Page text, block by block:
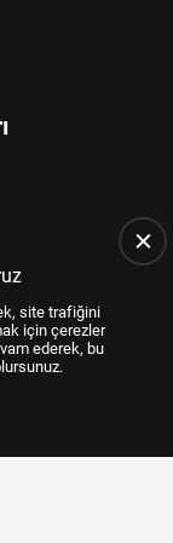
site trafiğini
için çerezler
ederek, bu